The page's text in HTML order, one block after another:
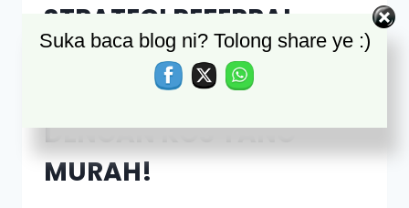
STRATEGI REFERRAL
MARKETING, CARA
TARIK NEW CUSTOMER
DENGAN KOS YANG
MURAH!
Suka baca blog ni? Tolong share ye :)